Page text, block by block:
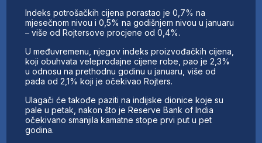
Indeks potrošačkih cijena porastao je 0,7% na
mjesečnom nivou i 0,5% na godišnjem nivou u januaru
– više od Rojtersove procjene od 0,4%.
U međuvremenu, njegov indeks proizvođačkih cijena,
koji obuhvata veleprodajne cijene robe, pao je 2,3%
u odnosu na prethodnu godinu u januaru, više od
pada od 2,1% koji je očekivao Rojters.
Ulagači će takođe paziti na indijske dionice koje su
pale u petak, nakon što je Reserve Bank of India
očekivano smanjila kamatne stope prvi put u pet
godina.